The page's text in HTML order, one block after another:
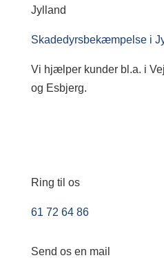
Jylland
Skadedyrsbekæmpelse i
Vi hjælper kunder bl.a. i
og Esbjerg.
Ring til os
61 72 64 86
Send os en mail